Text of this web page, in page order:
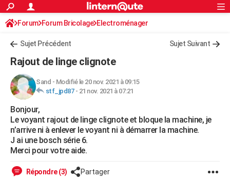
ACTUALITÉS
Politique
Société
Faits Divers
Education
Monde
Villes
+
FINANCE
Retraite
Impôts
Epargne
Immobilier
Risques naturels par ville
Banque
Assurance
Crédit
AUTO
Essais
Réserver un essai
Citadines
Berlines
SUV
Forum auto
+HIGH-TECH
Mobiles
Meilleur smartphone
Internet
Ordinateurs
Jeux vidéo
Guide high-tech
+BRICOLAGE
Forum
Aménagement intérieur
Extérieur
Cuisine
Salle de bains
Jardinage
Rangement
Guides de France
Escapades
Patrimoine
Expositions
Musées
Week-end nature
S'inscrire
Connexion
Forum Forum Bricolage Electroménager
Sujet Précédent Sujet Suivant
Rajout de linge clignote
Sand - Modifié le 20 nov. 2021 à 09:15
stf_jpd87- 21 nov. 2021 à 07:21
Bonjour,
Le voyant rajout de linge clignote et bloque la machine, je
n’arrive ni à enlever le voyant ni à démarrer la machine.
J ai une bosch série 6.
Merci pour votre aide.
Répondre (3) Partager